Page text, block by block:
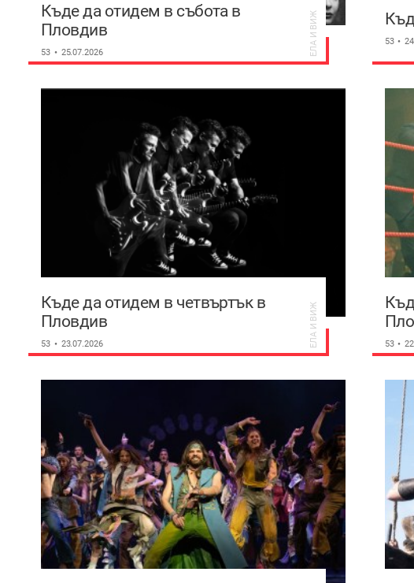
Къде да отидем в събота в
Пловдив
53 25.07.2026 ЕЛА И ВИЖ 53
Къде да отидем в четвъртък в
Пловдив
53 23.07.2026 ЕЛА И ВИЖ 53